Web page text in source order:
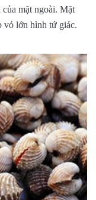
mặt ngoài. Mặt
vỏ lớn hình tứ giác.